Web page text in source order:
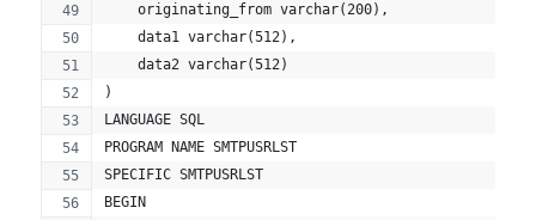
    originating_from varchar(200),
    data1 varchar(512),
    data2 varchar(512)
)
LANGUAGE SQL
PROGRAM NAME SMTPUSRLST
SPECIFIC SMTPUSRLST
BEGIN